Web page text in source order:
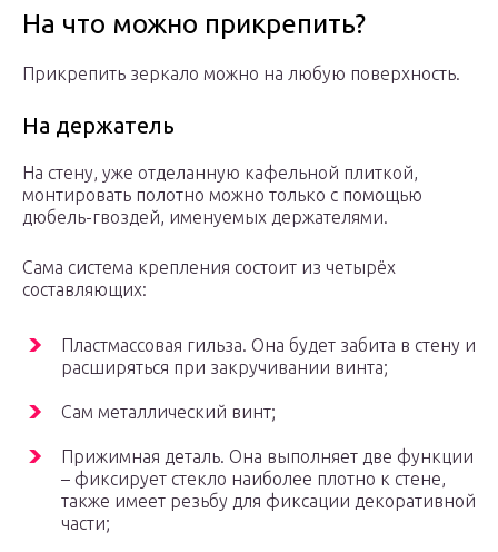
На что можно прикрепить?
Прикрепить зеркало можно на любую поверхность.
На держатель
На стену, уже отделанную кафельной плиткой,
монтировать полотно можно только с помощью
дюбель-гвоздей, именуемых держателями.
Сама система крепления состоит из четырёх
составляющих:
Пластмассовая гильза. Она будет забита в стену и
расширяться при закручивании винта;
Сам металлический винт;
Прижимная деталь. Она выполняет две функции
– фиксирует стекло наиболее плотно к стене,
также имеет резьбу для фиксации декоративной
части;